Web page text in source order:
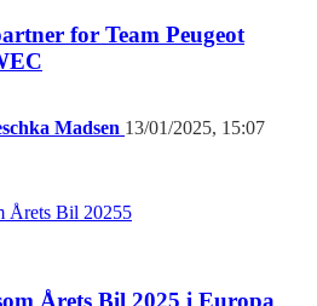
for Team Peugeot
Madsen 13/01/2025, 15:07
5
Årets Bil 2025 i Europa